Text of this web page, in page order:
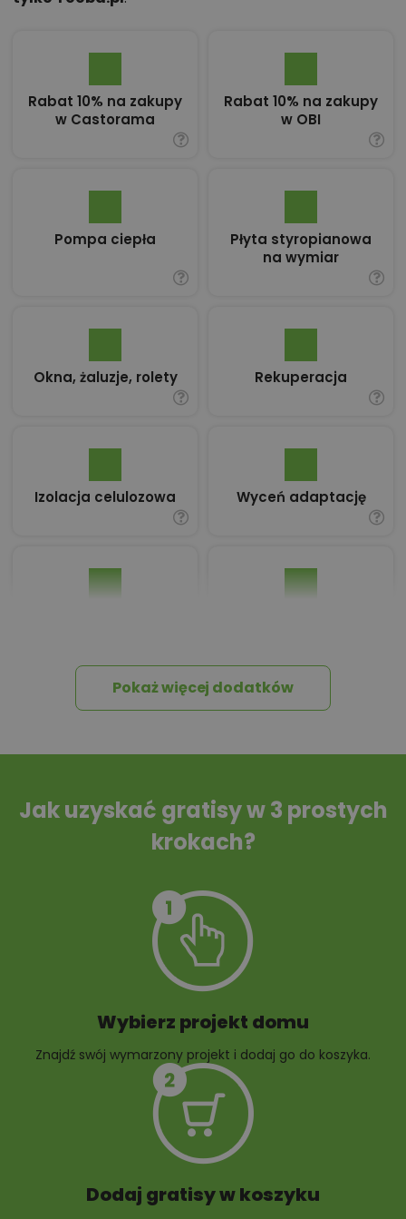
Rabat 10% na zakupy
w Castorama
Rabat 10% na zakupy
w OBI
Pompa ciepła
Płyta styropianowa
na wymiar
Okna, żaluzje, rolety Rekuperacja
Izolacja celulozowa Wyceń adaptację
Tablica informacyjna
Przydomowa
10 projektów małej
10 projektów rabat
Pokaż więcej dodatków
Jak uzyskać gratisy w 3 prostych
krokach?
Wybierz projekt domu
Znajdź swój wymarzony projekt i dodaj go do koszyka.
Dodaj gratisy w koszyku